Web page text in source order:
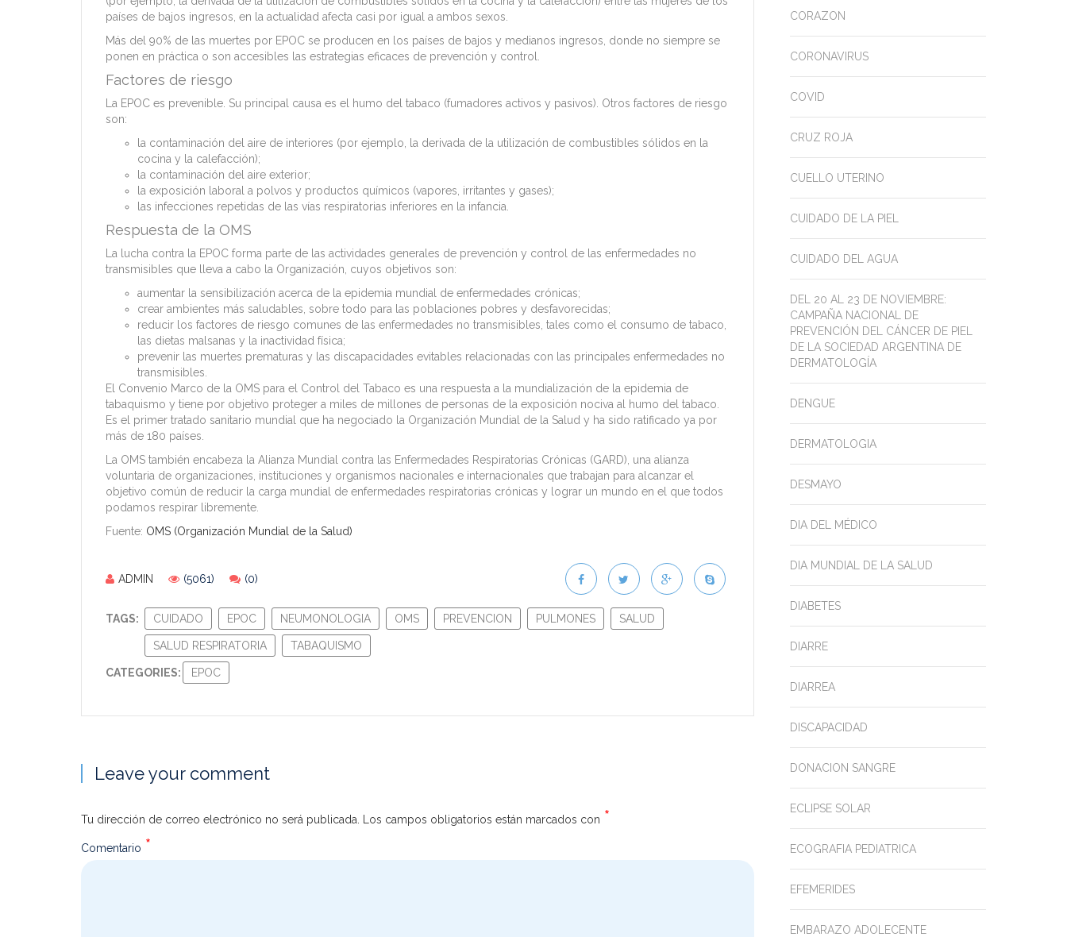
países de bajos ingresos, en la actualidad afecta casi por igual a ambos sexos.
Más del 90% de las muertes por EPOC se producen en los países de bajos y medianos ingresos, donde no siempre se
ponen en práctica o son accesibles las estrategias eficaces de prevención y control.
Factores de riesgo
La EPOC es prevenible. Su principal causa es el humo del tabaco (fumadores activos y pasivos). Otros factores de riesgo
son:
la contaminación del aire de interiores (por ejemplo, la derivada de la utilización de combustibles sólidos en la
cocina y la calefacción);
la contaminación del aire exterior;
la exposición laboral a polvos y productos químicos (vapores, irritantes y gases);
las infecciones repetidas de las vías respiratorias inferiores en la infancia.
Respuesta de la OMS
La lucha contra la EPOC forma parte de las actividades generales de prevención y control de las enfermedades no
transmisibles que lleva a cabo la Organización, cuyos objetivos son:
aumentar la sensibilización acerca de la epidemia mundial de enfermedades crónicas;
crear ambientes más saludables, sobre todo para las poblaciones pobres y desfavorecidas;
reducir los factores de riesgo comunes de las enfermedades no transmisibles, tales como el consumo de tabaco,
las dietas malsanas y la inactividad física;
prevenir las muertes prematuras y las discapacidades evitables relacionadas con las principales enfermedades no
transmisibles.
El Convenio Marco de la OMS para el Control del Tabaco es una respuesta a la mundialización de la epidemia de
tabaquismo y tiene por objetivo proteger a miles de millones de personas de la exposición nociva al humo del tabaco.
Es el primer tratado sanitario mundial que ha negociado la Organización Mundial de la Salud y ha sido ratificado ya por
más de 180 países.
La OMS también encabeza la Alianza Mundial contra las Enfermedades Respiratorias Crónicas (GARD), una alianza
voluntaria de organizaciones, instituciones y organismos nacionales e internacionales que trabajan para alcanzar el
objetivo común de reducir la carga mundial de enfermedades respiratorias crónicas y lograr un mundo en el que todos
podamos respirar libremente.
Fuente: OMS (Organización Mundial de la Salud)
ADMIN (5061) (0)
TAGS: CUIDADO EPOC NEUMONOLOGIA OMS PREVENCION PULMONES SALUD
SALUD RESPIRATORIA TABAQUISMO
CATEGORIES: EPOC
Leave your comment
Tu dirección de correo electrónico no será publicada. Los campos obligatorios están marcados con *
Comentario *
CORAZON
CORONAVIRUS
COVID
CRUZ ROJA
CUELLO UTERINO
CUIDADO DE LA PIEL
CUIDADO DEL AGUA
DEL 20 AL 23 DE NOVIEMBRE:
CAMPAÑA NACIONAL DE
PREVENCIÓN DEL CÁNCER DE PIEL
DE LA SOCIEDAD ARGENTINA DE
DERMATOLOGÍA
DENGUE
DERMATOLOGIA
DESMAYO
DIA DEL MÉDICO
DIA MUNDIAL DE LA SALUD
DIABETES
DIARRE
DIARREA
DISCAPACIDAD
DONACION SANGRE
ECLIPSE SOLAR
ECOGRAFIA PEDIATRICA
EFEMERIDES
EMBARAZO ADOLECENTE